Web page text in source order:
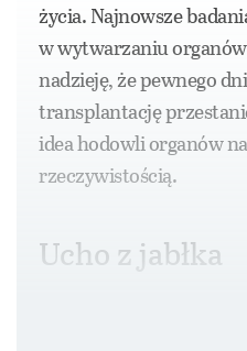
życia. Najnowsze
w wytwarzaniu
nadzieję, że pewnego
transplantację
idea hodowli organów
rzeczywistością.
Ucho z jabłka